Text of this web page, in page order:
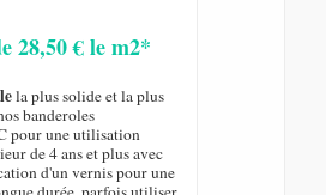
28,50 € le m2*
la plus solide et la plus
banderoles
pour une utilisation
de 4 ans et plus avec
d'un vernis pour une